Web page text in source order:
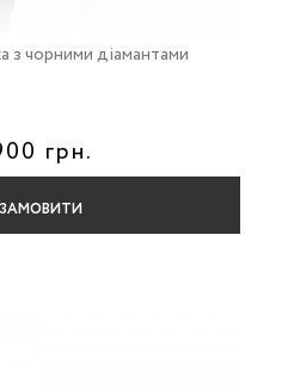
з чорними діамантами
грн.
ЗАМОВИТИ